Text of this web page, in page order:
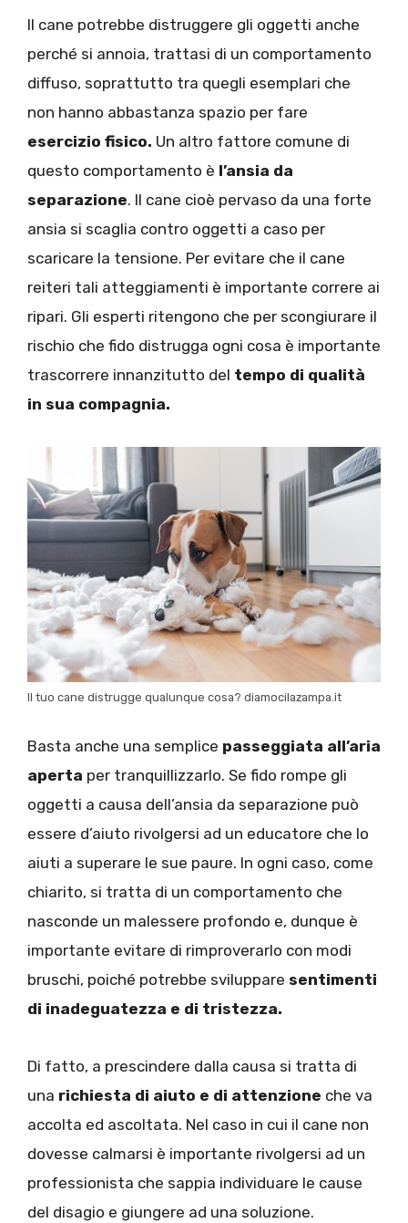
Il cane potrebbe distruggere gli oggetti anche
perché si annoia, trattasi di un comportamento
diffuso, soprattutto tra quegli esemplari che
non hanno abbastanza spazio per fare
esercizio fisico. Un altro fattore comune di
questo comportamento è l’ansia da
separazione. Il cane cioè pervaso da una forte
ansia si scaglia contro oggetti a caso per
scaricare la tensione. Per evitare che il cane
reiteri tali atteggiamenti è importante correre ai
ripari. Gli esperti ritengono che per scongiurare il
rischio che fido distrugga ogni cosa è importante
trascorrere innanzitutto del tempo di qualità
in sua compagnia.
Il tuo cane distrugge qualunque cosa? diamocilazampa.it
Basta anche una semplice passeggiata all’aria
aperta per tranquillizzarlo. Se fido rompe gli
oggetti a causa dell’ansia da separazione può
essere d’aiuto rivolgersi ad un educatore che lo
aiuti a superare le sue paure. In ogni caso, come
chiarito, si tratta di un comportamento che
nasconde un malessere profondo e, dunque è
importante evitare di rimproverarlo con modi
bruschi, poiché potrebbe sviluppare sentimenti
di inadeguatezza e di tristezza.
Di fatto, a prescindere dalla causa si tratta di
una richiesta di aiuto e di attenzione che va
accolta ed ascoltata. Nel caso in cui il cane non
dovesse calmarsi è importante rivolgersi ad un
professionista che sappia individuare le cause
del disagio e giungere ad una soluzione.